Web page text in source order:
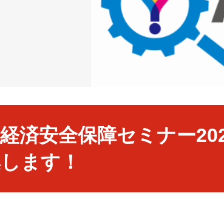
経済安全保障セミナー
ます！